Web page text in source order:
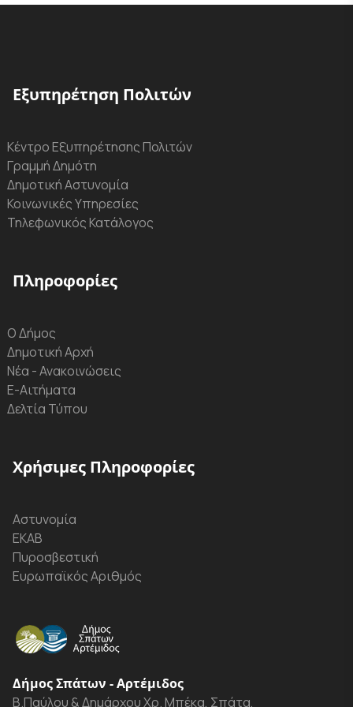
Εξυπηρέτηση Πολιτών
Κέντρο Εξυπηρέτησης Πολιτών
Γραμμή Δημότη
Δημοτική Αστυνομία
Κοινωνικές Υπηρεσίες
Τηλεφωνικός Κατάλογος
Πληροφορίες
Ο Δήμος
Δημοτική Αρχή
Νέα - Ανακοινώσεις
Ε-Αιτήματα
Δελτία Τύπου
Χρήσιμες Πληροφορίες
Αστυνομία
ΕΚΑΒ
Πυροσβεστική
Ευρωπαϊκός Αριθμός
Δήμος Σπάτων - Αρτέμιδος
Β.Παύλου & Δημάρχου Χρ. Μπέκα, Σπάτα,